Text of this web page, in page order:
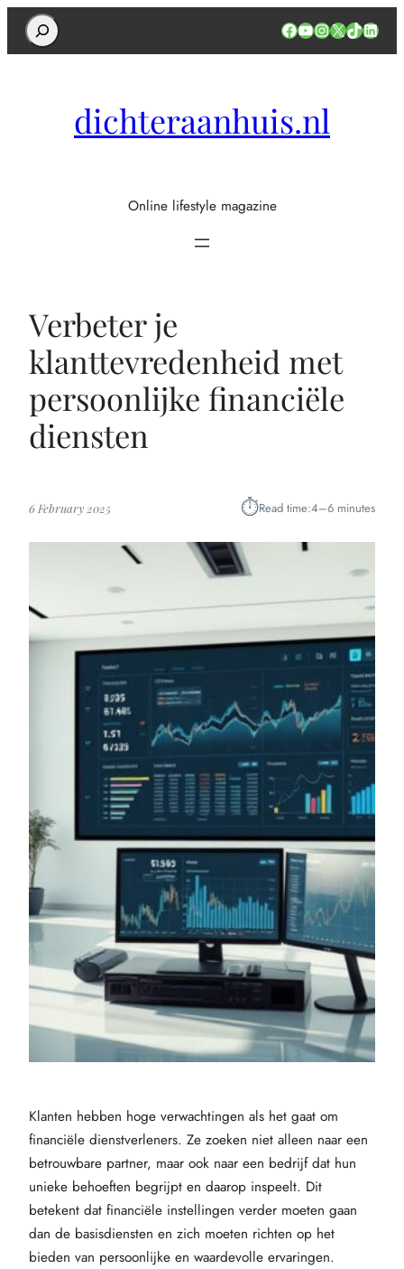
Search Facebook
YouTube
Instagram
X TikTok
dichteraanhuis.nl
Online lifestyle magazine
Verbeter je
klanttevredenheid met
persoonlijke financiële
diensten
6 February 2025 ⏱︎Read time:4–6 minutes
Klanten hebben hoge verwachtingen als het gaat om
financiële dienstverleners. Ze zoeken niet alleen naar een
betrouwbare partner, maar ook naar een bedrijf dat hun
unieke behoeften begrijpt en daarop inspeelt. Dit
betekent dat financiële instellingen verder moeten gaan
dan de basisdiensten en zich moeten richten op het
bieden van persoonlijke en waardevolle ervaringen.